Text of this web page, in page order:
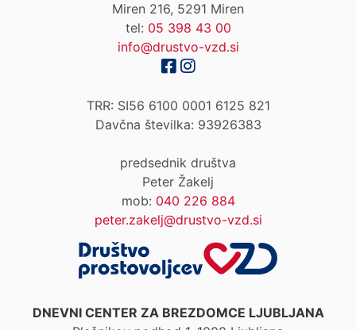
Miren 216, 5291 Miren
tel: 05 398 43 00
info@drustvo-vzd.si
TRR: SI56 6100 0001 6125 821
Davčna številka: 93926383
predsednik društva
Peter Žakelj
mob: 040 226 884
peter.zakelj@drustvo-vzd.si
DNEVNI CENTER ZA BREZDOMCE LJUBLJANA